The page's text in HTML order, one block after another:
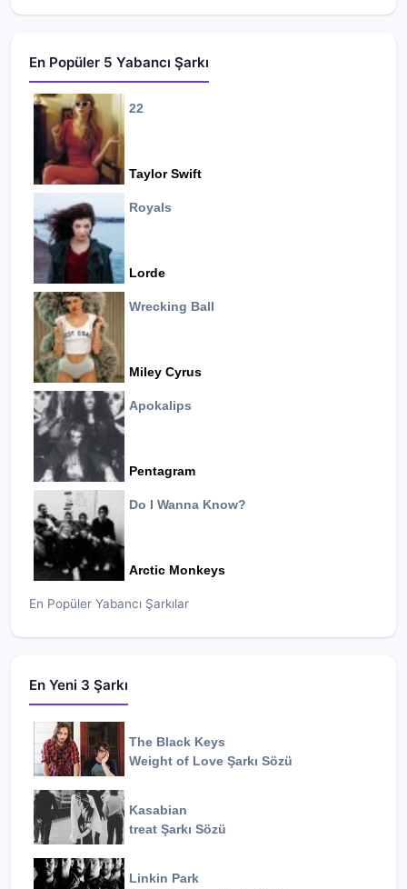
En Popüler 5 Yabancı Şarkı
22
Taylor Swift
Royals
Lorde
Wrecking Ball
Miley Cyrus
Apokalips
Pentagram
Do I Wanna Know?
Arctic Monkeys
En Popüler Yabancı Şarkılar
En Yeni 3 Şarkı
The Black Keys
Weight of Love Şarkı Sözü
Kasabian
treat Şarkı Sözü
Linkin Park